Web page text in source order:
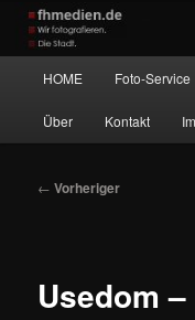
Zum
primären
Inhalt
springen
Wir fotografieren die
HOME Foto-Service
Über Kontakt
Beitragsnavigation
← Vorheriger
Usedom